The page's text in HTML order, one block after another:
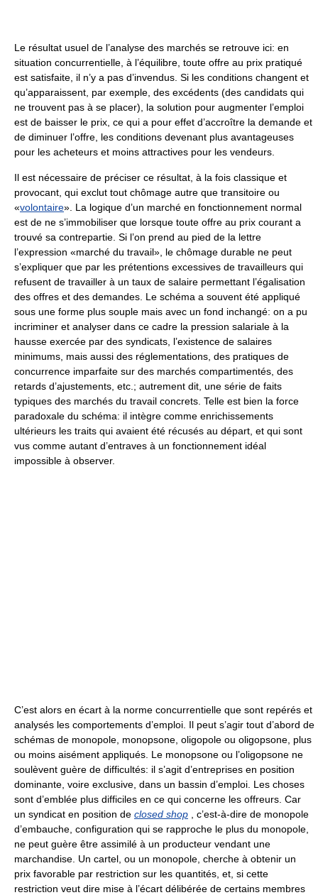
Le résultat usuel de l’analyse des marchés se retrouve ici: en
situation concurrentielle, à l’équilibre, toute offre au prix pratiqué
est satisfaite, il n’y a pas d’invendus. Si les conditions changent et
qu’apparaissent, par exemple, des excédents (des candidats qui
ne trouvent pas à se placer), la solution pour augmenter l’emploi
est de baisser le prix, ce qui a pour effet d’accroître la demande et
de diminuer l’offre, les conditions devenant plus avantageuses
pour les acheteurs et moins attractives pour les vendeurs.
Il est nécessaire de préciser ce résultat, à la fois classique et
provocant, qui exclut tout chômage autre que transitoire ou
«volontaire». La logique d’un marché en fonctionnement normal
est de ne s’immobiliser que lorsque toute offre au prix courant a
trouvé sa contrepartie. Si l’on prend au pied de la lettre
l’expression «marché du travail», le chômage durable ne peut
s’expliquer que par les prétentions excessives de travailleurs qui
refusent de travailler à un taux de salaire permettant l’égalisation
des offres et des demandes. Le schéma a souvent été appliqué
sous une forme plus souple mais avec un fond inchangé: on a pu
incriminer et analyser dans ce cadre la pression salariale à la
hausse exercée par des syndicats, l’existence de salaires
minimums, mais aussi des réglementations, des pratiques de
concurrence imparfaite sur des marchés compartimentés, des
retards d’ajustements, etc.; autrement dit, une série de faits
typiques des marchés du travail concrets. Telle est bien la force
paradoxale du schéma: il intègre comme enrichissements
ultérieurs les traits qui avaient été récusés au départ, et qui sont
vus comme autant d’entraves à un fonctionnement idéal
impossible à observer.
C’est alors en écart à la norme concurrentielle que sont repérés et
analysés les comportements d’emploi. Il peut s’agir tout d’abord de
schémas de monopole, monopsone, oligopole ou oligopsone, plus
ou moins aisément appliqués. Le monopsone ou l’oligopsone ne
soulèvent guère de difficultés: il s’agit d’entreprises en position
dominante, voire exclusive, dans un bassin d’emploi. Les choses
sont d’emblée plus difficiles en ce qui concerne les offreurs. Car
un syndicat en position de closed shop , c’est-à-dire de monopole
d’embauche, configuration qui se rapproche le plus du monopole,
ne peut guère être assimilé à un producteur vendant une
marchandise. Un cartel, ou un monopole, cherche à obtenir un
prix favorable par restriction sur les quantités, et, si cette
restriction veut dire mise à l’écart délibérée de certains membres